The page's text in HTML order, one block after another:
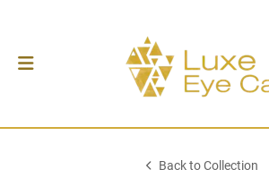
Back to Collection